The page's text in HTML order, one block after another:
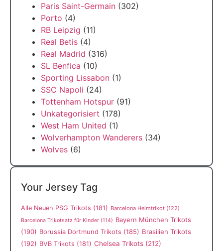
Paris Saint-Germain (302)
Porto (4)
RB Leipzig (11)
Real Betis (4)
Real Madrid (316)
SL Benfica (10)
Sporting Lissabon (1)
SSC Napoli (24)
Tottenham Hotspur (91)
Unkategorisiert (178)
West Ham United (1)
Wolverhampton Wanderers (34)
Wolves (6)
Your Jersey Tag
Alle Neuen PSG Trikots (181) Barcelona Heimtrikot (122)
Barcelona Trikotsatz für Kinder (114) Bayern München Trikots
(190) Borussia Dortmund Trikots (185) Brasilien Trikots
(192) BVB Trikots (181) Chelsea Trikots (212)